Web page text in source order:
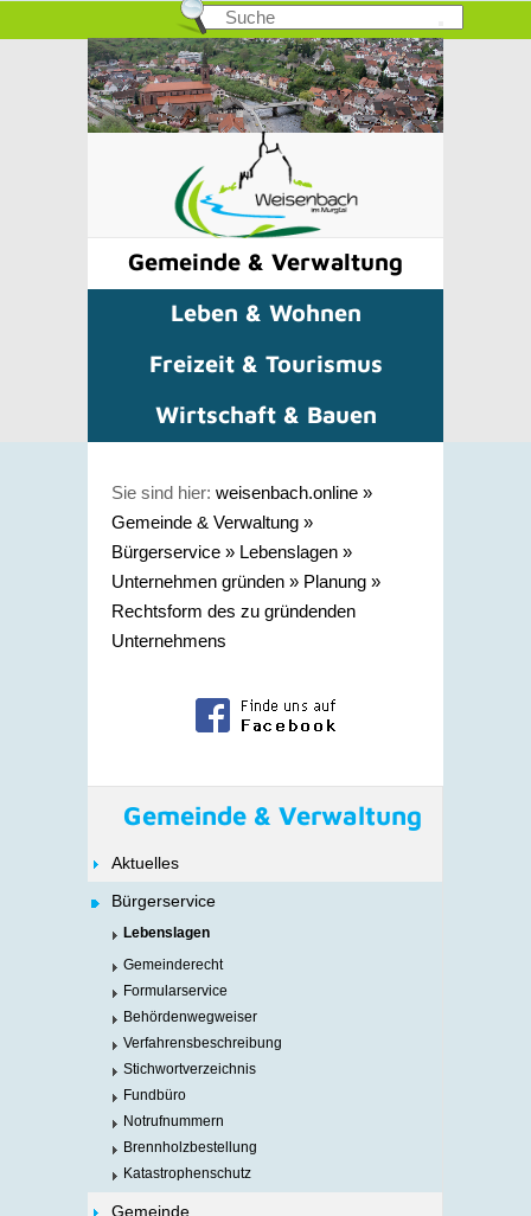
Gemeinde & Verwaltung
Leben & Wohnen
Freizeit & Tourismus
Wirtschaft & Bauen
Sie sind hier: weisenbach.online »
Gemeinde & Verwaltung »
Bürgerservice » Lebenslagen »
Unternehmen gründen » Planung »
Rechtsform des zu gründenden
Unternehmens
Gemeinde & Verwaltung
Aktuelles
Bürgerservice
Lebenslagen
Gemeinderecht
Formularservice
Behördenwegweiser
Verfahrensbeschreibung
Stichwortverzeichnis
Fundbüro
Notrufnummern
Brennholzbestellung
Katastrophenschutz
Gemeinde